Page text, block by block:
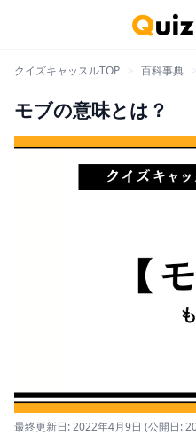
クイズキャッスルTOP 百科事典
モブの意味とは？
最終更新日: 2022年4月9日 (公開日: